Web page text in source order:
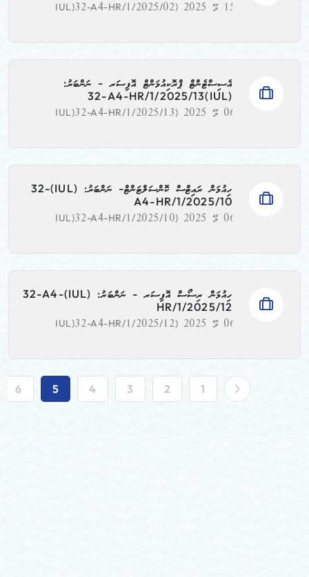
15 މޭ 2025 (IUL)32-A4-HR/1/2025/02
އެސިސްޓެންޓް ޕްރޮކިއުމަންޓް އޮފިސަރ - ނަންބަރު:
(IUL)32-A4-HR/1/2025/13
06 މޭ 2025 (IUL)32-A4-HR/1/2025/13
ހިއުމަން ރައިޓްސް ކޮންސަލްޓަންޓް- ނަންބަރު: (IUL)32-
A4-HR/1/2025/10
06 މޭ 2025 (IUL)32-A4-HR/1/2025/10
ހިއުމަން ރިސޯސް އޮފިސަރ - ނަންބަރު: (IUL)32-A4-
HR/1/2025/12
06 މޭ 2025 (IUL)32-A4-HR/1/2025/12
1
2
3
4
5
6